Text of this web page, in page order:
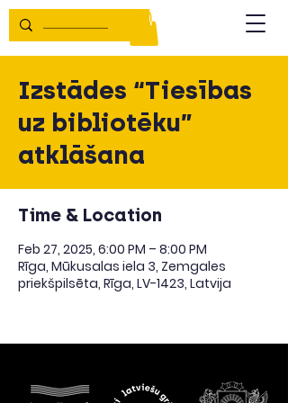
Izstādes “Tiesības
uz bibliotēku”
atklāšana
Time & Location
Feb 27, 2025, 6:00 PM – 8:00 PM
Rīga, Mūkusalas iela 3, Zemgales
priekšpilsēta, Rīga, LV-1423, Latvija